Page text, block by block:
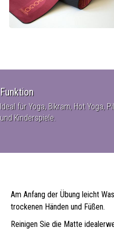
Funktion
Ideal für Yoga, Bikram, Hot Yoga,
und Kinderspiele.
Am Anfang der Übung leicht
trockenen Händen und Füßen.
Reinigen Sie die Matte